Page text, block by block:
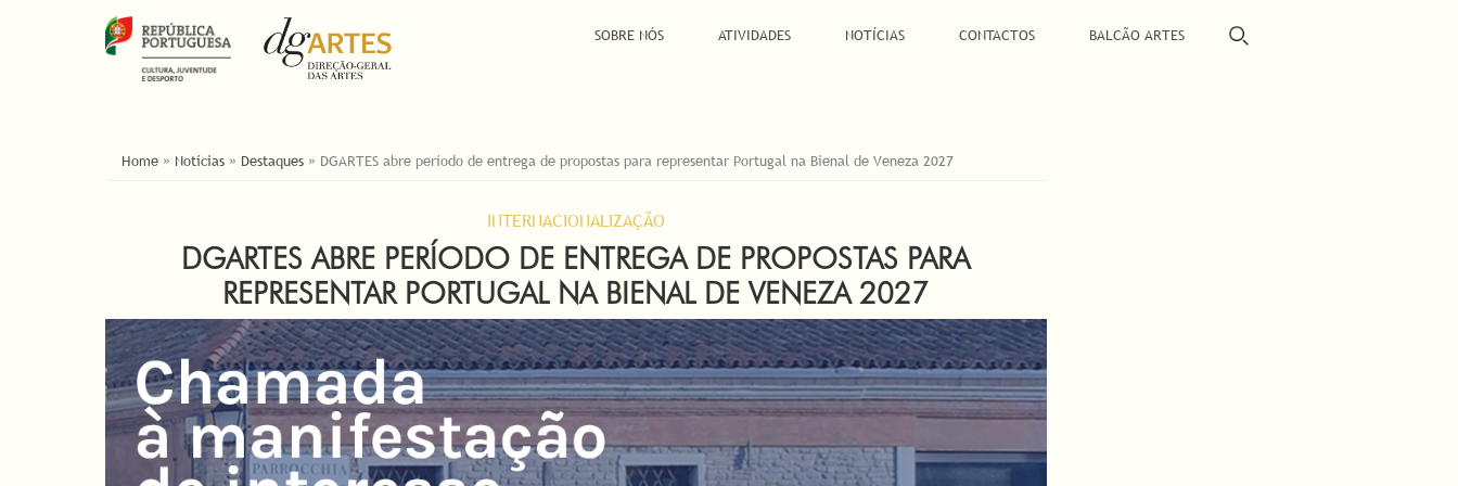
SOBRE NÓS ATIVIDADES NOTÍCIAS CONTACTOS BALCÃO ARTES
ESTÁ AQUI
Home » Notícias » Destaques » DGARTES abre período de entrega de propostas para representar Portugal na Bienal de Veneza 2027
INTERNACIONALIZAÇÃO
DGARTES ABRE PERÍODO DE ENTREGA DE PROPOSTAS PARA
REPRESENTAR PORTUGAL NA BIENAL DE VENEZA 2027